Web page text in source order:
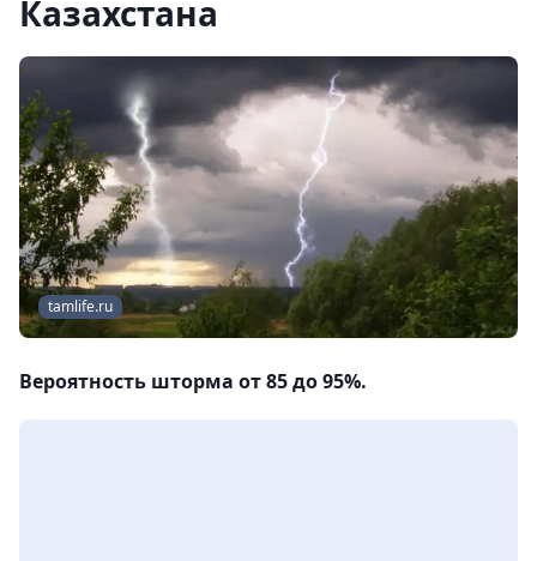
Казахстана
tamlife.ru
Вероятность шторма от 85 до 95%.